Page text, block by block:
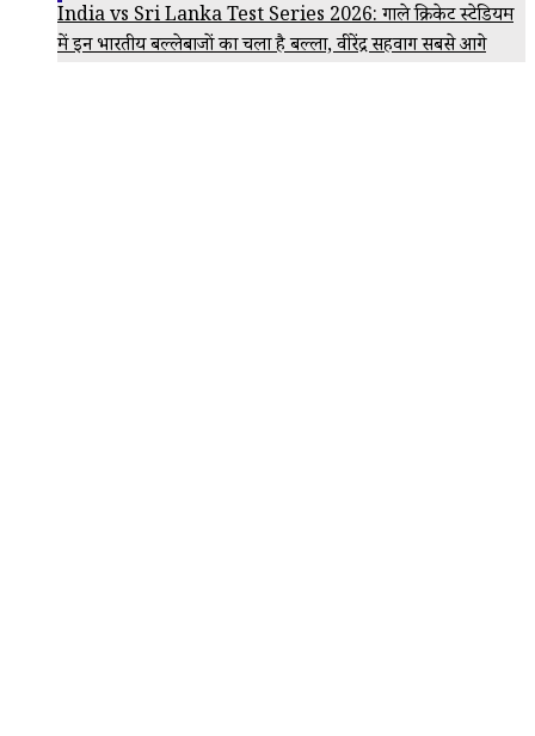
India vs Sri Lanka Test Series 2026: गाले क्रिकेट स्टेडियम
में इन भारतीय बल्लेबाजों का चला है बल्ला, वीरेंद्र सहवाग सबसे आगे